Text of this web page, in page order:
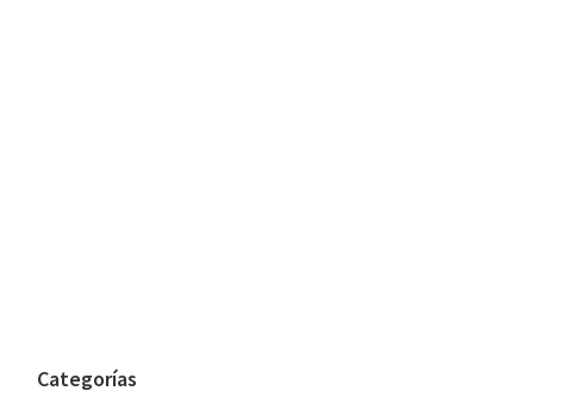
Categorías